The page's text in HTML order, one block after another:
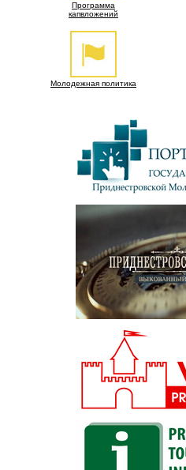
Программа
капвложений
Молодежная политика